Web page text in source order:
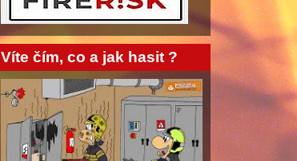
Víte čím, co a jak hasit ?